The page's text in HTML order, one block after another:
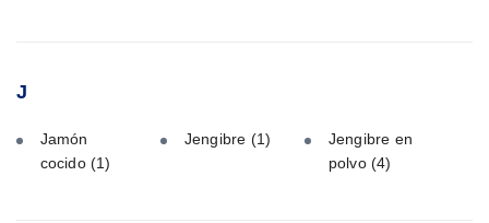
J
Jamón
cocido (1)
Jengibre (1)
Jengibre en
polvo(4)